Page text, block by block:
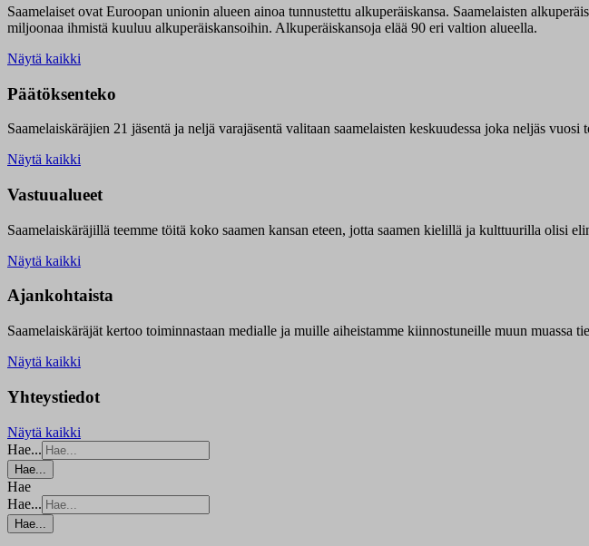
Saamelaiset ovat Euroopan unionin alueen ainoa tunnustettu alkuperäiskansa. Saamelaisten
miljoonaa ihmistä kuuluu alkuperäiskansoihin. Alkuperäiskansoja elää 90 eri valtion alueella.
Näytä kaikki
Päätöksenteko
Saamelaiskäräjien 21 jäsentä ja neljä varajäsentä valitaan saamelaisten keskuudessa joka neljäs
Näytä kaikki
Vastuualueet
Saamelaiskäräjillä teemme töitä koko saamen kansan eteen, jotta saamen kielillä ja kulttuurilla olisi
Näytä kaikki
Ajankohtaista
Saamelaiskäräjät kertoo toiminnastaan medialle ja muille aiheistamme kiinnostuneille muun muassa
Näytä kaikki
Yhteystiedot
Näytä kaikki
Hae...
Hae...
Hae
Hae...
Hae...